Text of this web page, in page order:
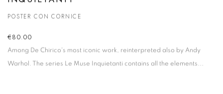
POSTER CON CORNICE
€80.00
Among De Chirico's most iconic work, reinterpreted also by Andy
Warhol. The series Le Muse Inquietanti contains all the elements...